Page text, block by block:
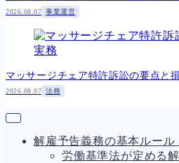
2026.08.07 事業運営
マッサージチェア特許訴訟の要点と
2026.08.07 法務
解雇予告義務の基本ルール
労働基準法が定める